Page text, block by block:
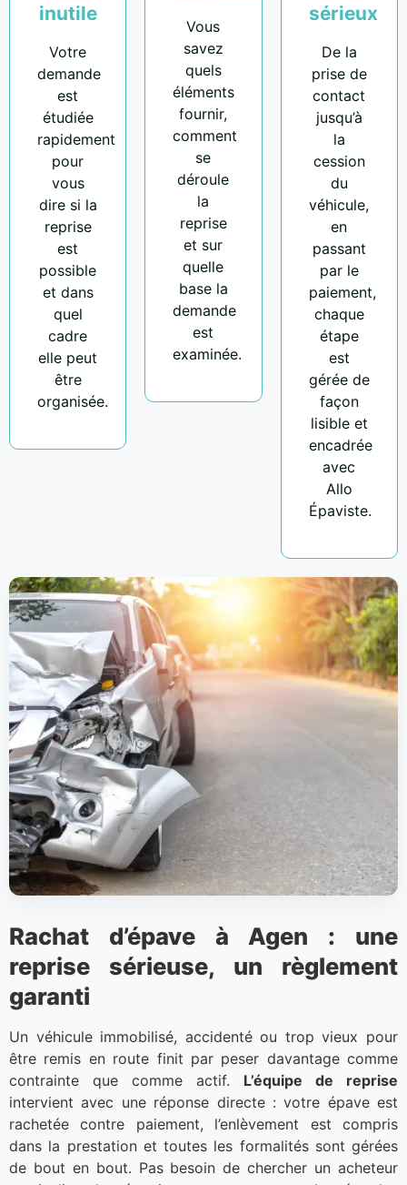
inutile
Votre
demande
est
étudiée
rapidement
pour
vous
dire si la
reprise
est
possible
et dans
quel
cadre
elle peut
être
organisée.
Vous
savez
quels
éléments
fournir,
comment
se
déroule
la
reprise
et sur
quelle
base la
demande
est
examinée.
sérieux
De la
prise de
contact
jusqu’à
la
cession
du
véhicule,
en
passant
par le
paiement,
chaque
étape
est
gérée de
façon
lisible et
encadrée
avec
Allo
Épaviste.
Rachat d’épave à Agen : une
reprise sérieuse, un règlement
garanti
Un véhicule immobilisé, accidenté ou trop vieux pour
être remis en route finit par peser davantage comme
contrainte que comme actif. L’équipe de reprise
intervient avec une réponse directe : votre épave est
rachetée contre paiement, l’enlèvement est compris
dans la prestation et toutes les formalités sont gérées
de bout en bout. Pas besoin de chercher un acheteur